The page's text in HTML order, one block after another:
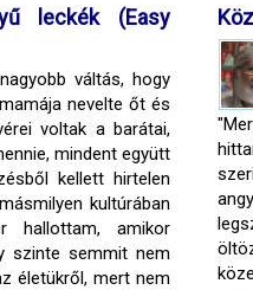
leckék (Easy
váltás, hogy
nevelte őt és
voltak a barátai,
mindent együtt
kellett hirtelen
kultúrában
hallottam, amikor
szinte semmit nem
életükről, mert nem